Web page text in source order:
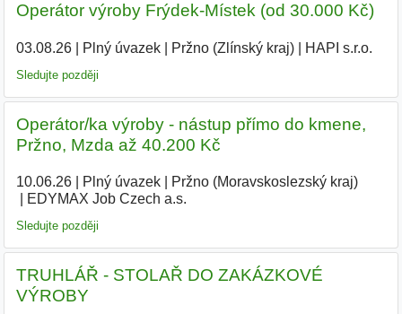
Operátor výroby Frýdek-Místek (od 30.000 Kč)
03.08.26| Plný úvazek| Pržno (Zlínský kraj)| HAPI s.r.o.
Sledujte později
Operátor/ka výroby - nástup přímo do kmene,
Pržno, Mzda až 40.200 Kč
10.06.26| Plný úvazek| Pržno (Moravskoslezský kraj)|
EDYMAX Job Czech a.s.
Sledujte později
TRUHLÁŘ - STOLAŘ DO ZAKÁZKOVÉ
VÝROBY